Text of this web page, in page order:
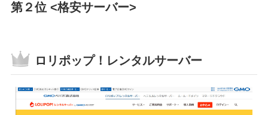
第２位 <格安サーバー>
ロリポップ！レンタルサーバー